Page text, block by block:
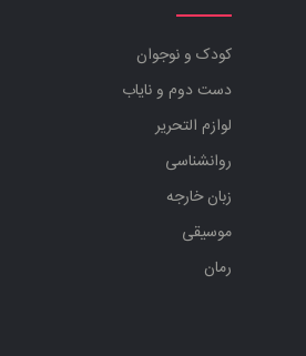
کودک و نوجوان
دست دوم و نایاب
لوازم التحریر
روانشناسی
زبان خارجه
موسیقی
رمان